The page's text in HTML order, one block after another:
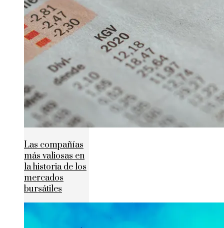
Las compañías
más valiosas en
la historia de los
mercados
bursátiles